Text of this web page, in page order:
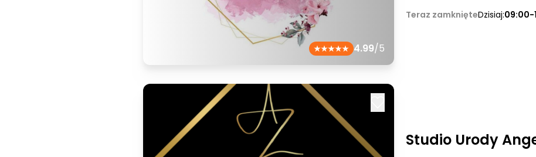
4.99/5
Teraz zamknięteDzisiaj:09:00-
Studio Urody